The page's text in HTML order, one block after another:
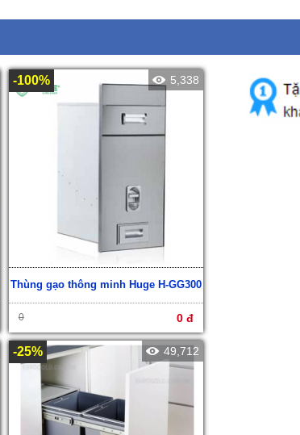
-100% 5,338
Thùng gạo thông minh Huge H-GG300
0 0 đ
-25% 49,712